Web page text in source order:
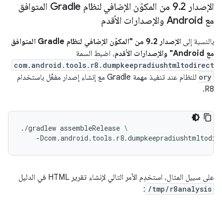
الإصدار 9 .
2 من المكوّن الإضافي لنظام Gradle المتوافق
مع Android والإصدارات الأقدم
بالنسبة إلى
الإصدار 9.2 من "المكوّن الإضافي لنظام Gradle المتوافق
مع Android" والإصدارات الأقدم
، اضبط السمة
com.android.tools.r8.dumpkeepradiushtmltodirect
ory
للنظام عند تنفيذ مهمة Gradle مع إنشاء إصدار مفعَّل باستخدام
R8.
./gradlew assembleRelease \
-
على سبيل المثال، استخدِم الأمر التالي لإنشاء تقرير HTML في الدليل
/tmp/r8analysis
: